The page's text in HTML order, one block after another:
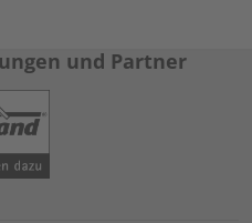
und Partner